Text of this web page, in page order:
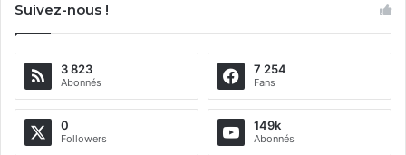
Suivez-nous !
3 823
Abonnés
7 254
Fans
0
Followers
149k
Abonnés